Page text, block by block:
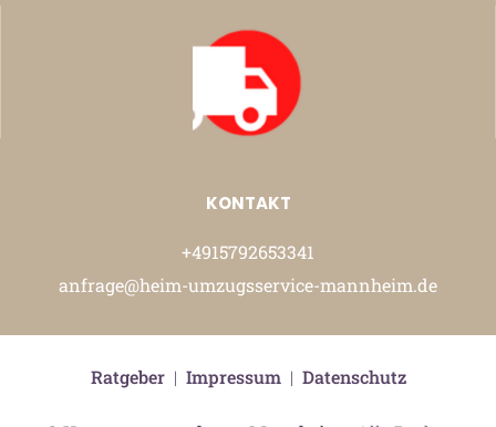
KONTAKT
+4915792653341
anfrage@heim-umzugsservice-mannheim.de
Ratgeber| Impressum| Datenschutz